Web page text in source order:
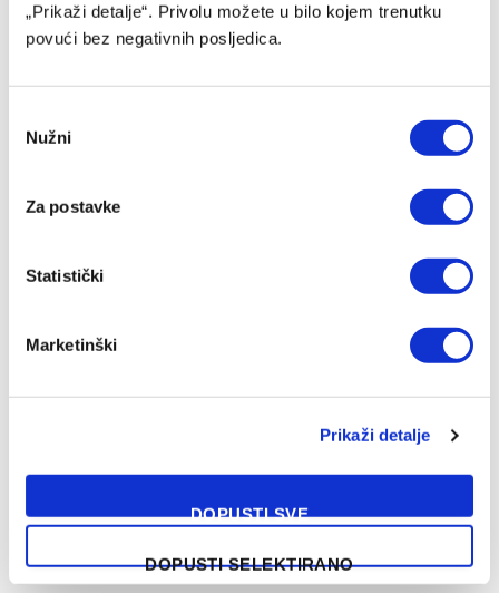
„Prikaži detalje“. Privolu možete u bilo kojem trenutku
povući bez negativnih posljedica.
Selection
Nužni
Za postavke
Statistički
Marketinški
Prikaži detalje
DOPUSTI SVE
DOPUSTI SELEKTIRANO
04/08/2026